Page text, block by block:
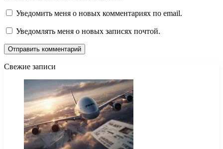
Уведомить меня о новых комментариях по email.
Уведомлять меня о новых записях почтой.
Свежие записи